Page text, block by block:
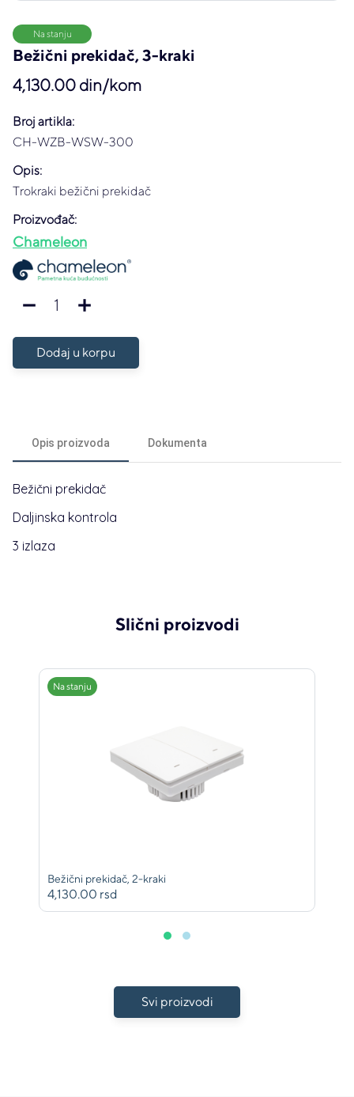
Na stanju
Bežični prekidač, 3-kraki
4,130.00 din/kom
Broj artikla:
CH-WZB-WSW-300
Opis:
Trokraki bežični prekidač
Proizvođač:
Chameleon
remove 1 add
Dodaj u korpu
Opis proizvoda Dokumenta
Bežični prekidač
Daljinska kontrola
3 izlaza
Slični proizvodi
Na stanju
Bežični prekidač, 2-kraki
4,130.00 rsd
Svi proizvodi